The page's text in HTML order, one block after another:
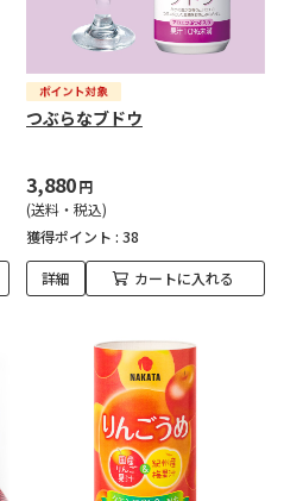
つぶらなブドウ
3,880円
(送料・税込)
獲得ポイント : 38
詳細 カートに入れる